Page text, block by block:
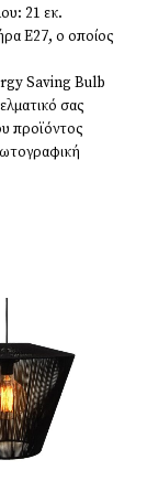
21 εκ.
Ε27, ο οποίος
Saving Bulb
σας
προϊόντος